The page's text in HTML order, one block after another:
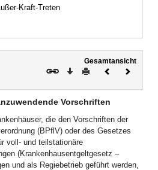
Kraft-Treten
Gesamtansicht
Download
DruckenVorheriges
Vorschriften
die den Vorschriften der
(BPflV) oder des Gesetzes
voll- und teilstationäre
(Krankenhausentgeltgesetz –
und als Regiebetrieb geführt werden,